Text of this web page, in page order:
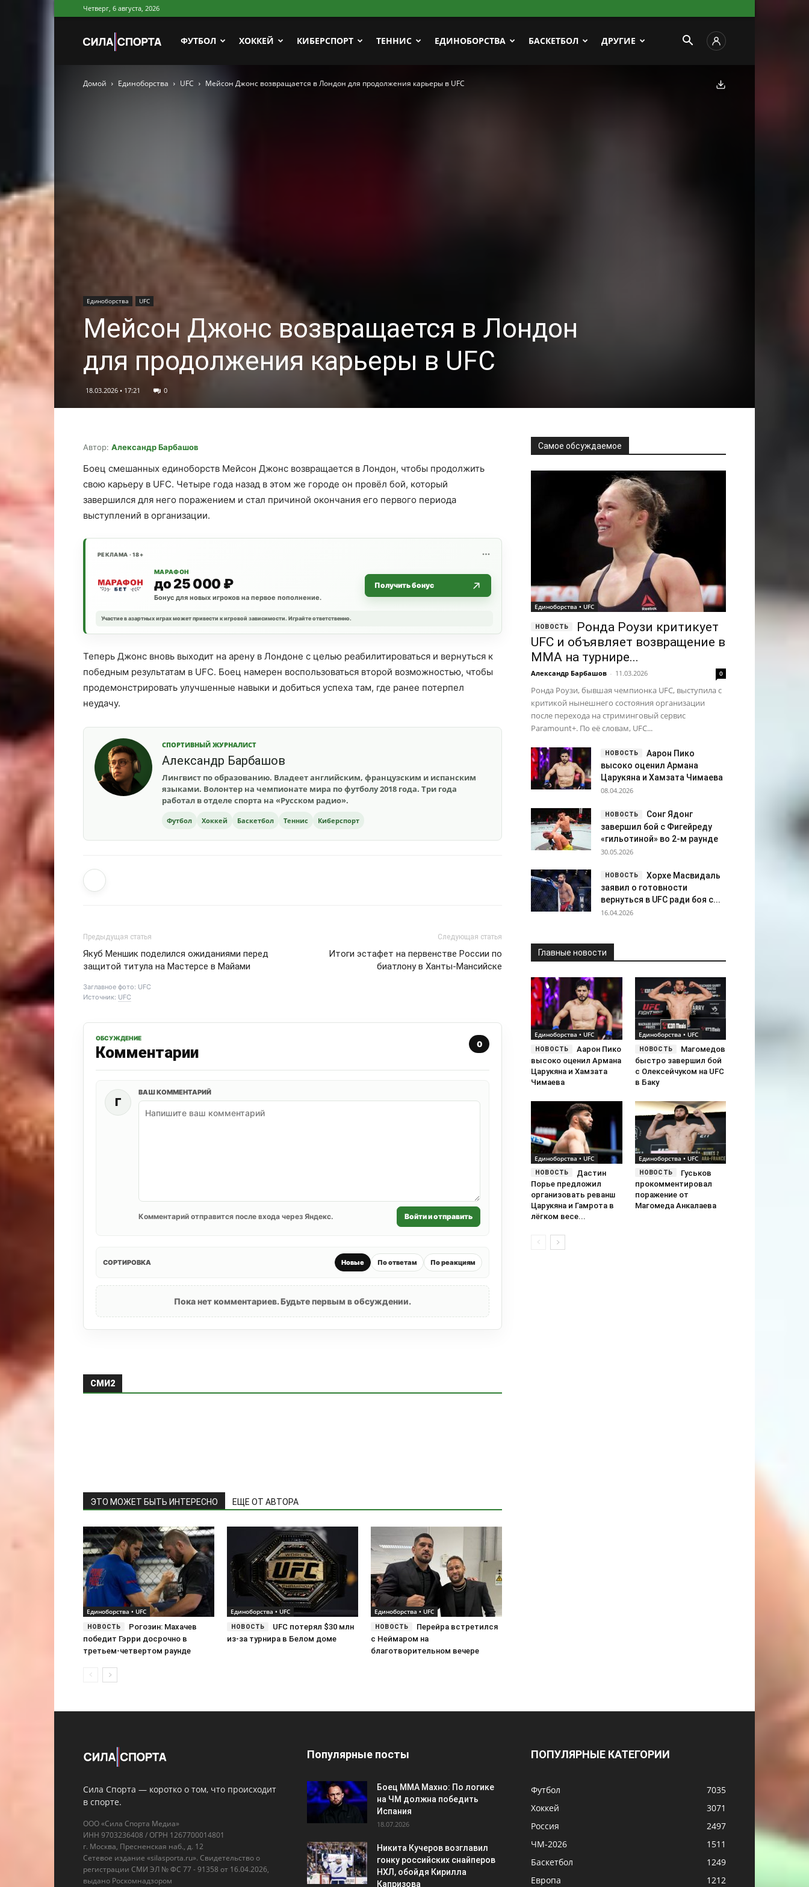
Четверг, 6 августа, 2026
Сила
Спорта
ФУТБОЛ ХОККЕЙ КИБЕРСПОРТ ТЕННИС ЕДИНОБОРСТВА БАСКЕТБОЛ ДРУГИЕ
Домой Единоборства UFC Мейсон Джонс возвращается в Лондон для продолжения карьеры в UFC
Единоборства UFC
Мейсон Джонс возвращается в Лондон
для продолжения карьеры в UFC
18.03.2026 • 17:21 0
Скачать фото
Автор: Александр Барбашов
Боец смешанных единоборств Мейсон Джонс возвращается в Лондон, чтобы продолжить
свою карьеру в UFC. Четыре года назад в этом же городе он провёл бой, который
завершился для него поражением и стал причиной окончания его первого периода
выступлений в организации.
РЕКЛАМА · 18+
МАРАФОН
до 25 000 ₽
Бонус для новых игроков на первое пополнение.
Получить бонус
Участие в азартных играх может привести к игровой зависимости. Играйте ответственно.
Теперь Джонс вновь выходит на арену в Лондоне с целью реабилитироваться и вернуться к
победным результатам в UFC. Боец намерен воспользоваться второй возможностью, чтобы
продемонстрировать улучшенные навыки и добиться успеха там, где ранее потерпел
неудачу.
СПОРТИВНЫЙ ЖУРНАЛИСТ
Александр Барбашов
Лингвист по образованию. Владеет английским, французским и испанским
языками. Волонтер на чемпионате мира по футболу 2018 года. Три года
работал в отделе спорта на «Русском радио».
Футбол Хоккей Баскетбол Теннис Киберспорт
Предыдущая статья
Якуб Меншик поделился ожиданиями перед
защитой титула на Мастерсе в Майами
Следующая статья
Итоги эстафет на первенстве России по
биатлону в Ханты-Мансийске
Заглавное фото: UFC
Источник: UFC
ОБСУЖДЕНИЕ
Комментарии 0
Г
ВАШ КОММЕНТАРИЙ
Комментарий отправится после входа через Яндекс. Войти и отправить
СОРТИРОВКА Новые По ответам По реакциям
Пока нет комментариев. Будьте первым в обсуждении.
СМИ2
ЭТО МОЖЕТ БЫТЬ ИНТЕРЕСНО ЕЩЕ ОТ АВТОРА
Единоборства • UFC
Рогозин: Махачев
победит Гэрри досрочно в
третьем-четвертом раунде
Единоборства • UFC
UFC потерял $30 млн
из-за турнира в Белом доме
Единоборства • UFC
Перейра встретился
с Неймаром на
благотворительном вечере
Самое обсуждаемое
Единоборства • UFC
Ронда Роузи критикует
UFC и объявляет возвращение в
ММА на турнире...
Александр Барбашов - 11.03.2026 0
Ронда Роузи, бывшая чемпионка UFC, выступила с
критикой нынешнего состояния организации
после перехода на стриминговый сервис
Paramount+. По её словам, UFC...
Аарон Пико
высоко оценил Армана
Царукяна и Хамзата Чимаева
08.04.2026
Сонг Ядонг
завершил бой с Фигейреду
«гильотиной» во 2-м раунде
30.05.2026
Хорхе Масвидаль
заявил о готовности
вернуться в UFC ради боя с...
16.04.2026
Главные новости
Единоборства • UFC
Аарон Пико
высоко оценил Армана
Царукяна и Хамзата
Чимаева
Единоборства • UFC
Магомедов
быстро завершил бой
с Олексейчуком на UFC
в Баку
Единоборства • UFC
Дастин
Порье предложил
организовать реванш
Царукяна и Гамрота в
лёгком весе...
Единоборства • UFC
Гуськов
прокомментировал
поражение от
Магомеда Анкалаева
Сила Спорта — коротко о том, что происходит
в спорте.
ООО «Сила Спорта Медиа»
ИНН 9703236408 / ОГРН 1267700014801
г. Москва, Пресненская наб., д. 12
Сетевое издание «silasporta.ru». Свидетельство о
регистрации СМИ ЭЛ № ФС 77 - 91358 от 16.04.2026,
выдано Роскомнадзором
Популярные посты
Боец ММА Махно: По логике
на ЧМ должна победить
Испания
18.07.2026
Никита Кучеров возглавил
гонку российских снайперов
НХЛ, обойдя Кирилла
Капризова
ПОПУЛЯРНЫЕ КАТЕГОРИИ
Футбол
7035
Хоккей
3071
Россия
2497
ЧМ-2026
1511
Баскетбол
1249
Европа
1212